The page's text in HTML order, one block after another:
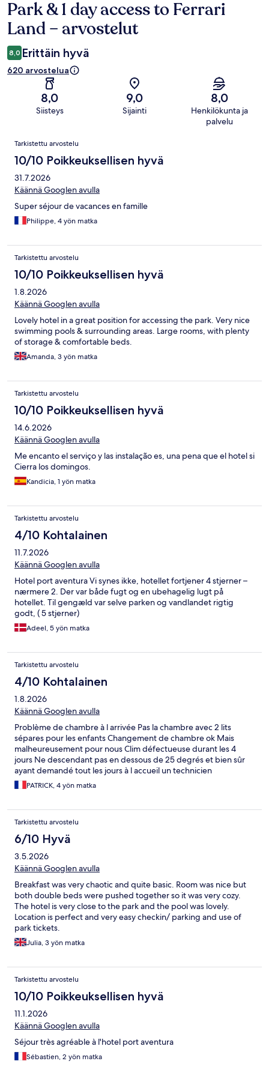
Park & 1 day access to Ferrari
Land – arvostelut
8,0 Erittäin hyvä
620 arvostelua
8,0
Siisteys
9,0
Sijainti
8,0
Henkilökunta ja
palvelu
Arvostelut
Tarkistettu arvostelu
10/10 Poikkeuksellisen hyvä
31.7.2026
Käännä Googlen avulla
Super séjour de vacances en famille
Philippe, 4 yön matka
Tarkistettu arvostelu
10/10 Poikkeuksellisen hyvä
1.8.2026
Käännä Googlen avulla
Lovely hotel in a great position for accessing the park. Very nice
swimming pools & surrounding areas. Large rooms, with plenty
of storage & comfortable beds.
Amanda, 3 yön matka
Tarkistettu arvostelu
10/10 Poikkeuksellisen hyvä
14.6.2026
Käännä Googlen avulla
Me encanto el serviço y las instalação es, una pena que el hotel si
Cierra los domingos.
Kandicia, 1 yön matka
Tarkistettu arvostelu
4/10 Kohtalainen
11.7.2026
Käännä Googlen avulla
Hotel port aventura Vi synes ikke, hotellet fortjener 4 stjerner –
nærmere 2. Der var både fugt og en ubehagelig lugt på
hotellet. Til gengæld var selve parken og vandlandet rigtig
godt, ( 5 stjerner)
Adeel, 5 yön matka
Tarkistettu arvostelu
4/10 Kohtalainen
1.8.2026
Käännä Googlen avulla
Problème de chambre à l arrivée Pas la chambre avec 2 lits
sépares pour les enfants Changement de chambre ok Mais
malheureusement pour nous Clim défectueuse durant les 4
jours Ne descendant pas en dessous de 25 degrés et bien sûr
ayant demandé tout les jours à l accueil un technicien
PATRICK, 4 yön matka
Tarkistettu arvostelu
6/10 Hyvä
3.5.2026
Käännä Googlen avulla
Breakfast was very chaotic and quite basic. Room was nice but
both double beds were pushed together so it was very cozy.
The hotel is very close to the park and the pool was lovely.
Location is perfect and very easy checkin/ parking and use of
park tickets.
Julia, 3 yön matka
Tarkistettu arvostelu
10/10 Poikkeuksellisen hyvä
11.1.2026
Käännä Googlen avulla
Séjour très agréable à l'hotel port aventura
Sébastien, 2 yön matka